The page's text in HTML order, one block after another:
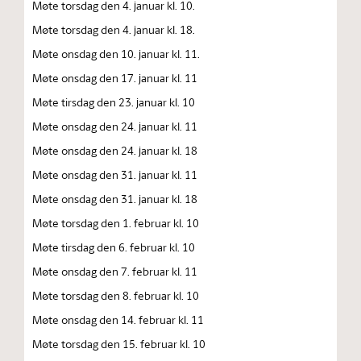
Møte torsdag den 4. januar kl. 10.
Møte torsdag den 4. januar kl. 18.
Møte onsdag den 10. januar kl. 11.
Møte onsdag den 17. januar kl. 11
Møte tirsdag den 23. januar kl. 10
Møte onsdag den 24. januar kl. 11
Møte onsdag den 24. januar kl. 18
Møte onsdag den 31. januar kl. 11
Møte onsdag den 31. januar kl. 18
Møte torsdag den 1. februar kl. 10
Møte tirsdag den 6. februar kl. 10
Møte onsdag den 7. februar kl. 11
Møte torsdag den 8. februar kl. 10
Møte onsdag den 14. februar kl. 11
Møte torsdag den 15. februar kl. 10